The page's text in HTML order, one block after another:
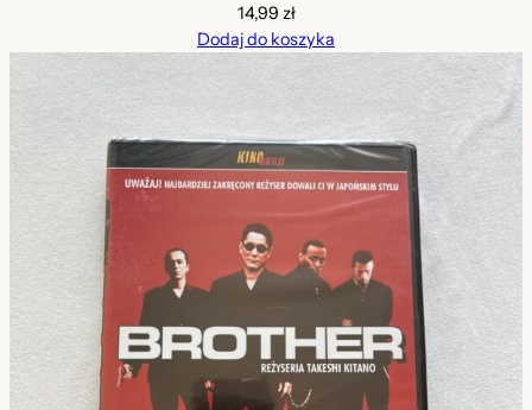
14,99 zł
Dodaj do koszyka